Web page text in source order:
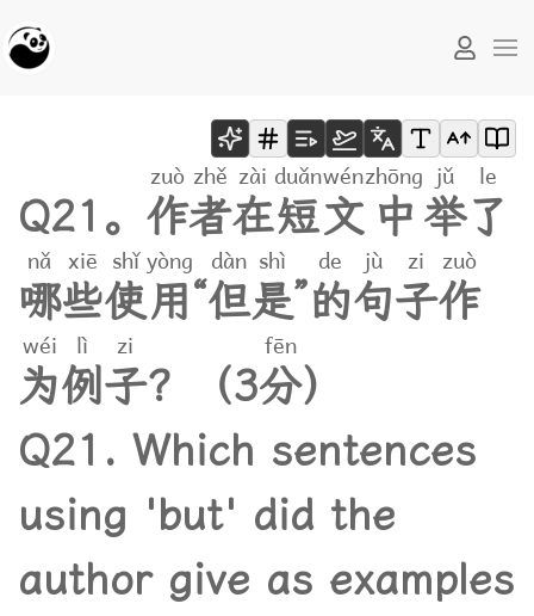
Q21 。 作
zuò
者
zhě
在
zài
短
duǎn
文
wén
中
zhōng
举
jǔ
了
le
哪
nǎ
些
xiē
使
shǐ
用
yòng
“但
dàn
是
shì
”的
de
句
jù
子
zi
作
zuò
为
wéi
例
lì
子
zi
？ （3分
fēn
）
Q21. Which sentences
using 'but' did the
author give as examples